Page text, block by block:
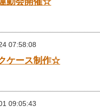
07:58:08
ケース制作☆
09:05:43